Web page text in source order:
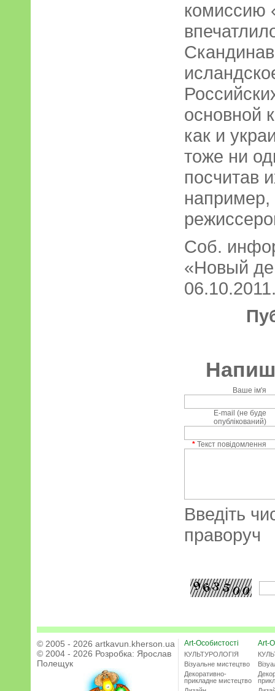
комиссию
основной
как и
тоже ни
посчитав
например,
Соб.
«Новый
Ваше ім'я
E-mail (не буде
опублікований)
* Текст повідомлення
Введіть
праворуч
© 2005 - 2026 artkavun.kherson.ua
© 2004 - 2026 Розробка: Ярослав
Полещук
Art-Особистості
КУЛЬТУРОЛОГІЯ
Візуальне мистецтво
Декоративно-
прикладне мистецтво
Art-